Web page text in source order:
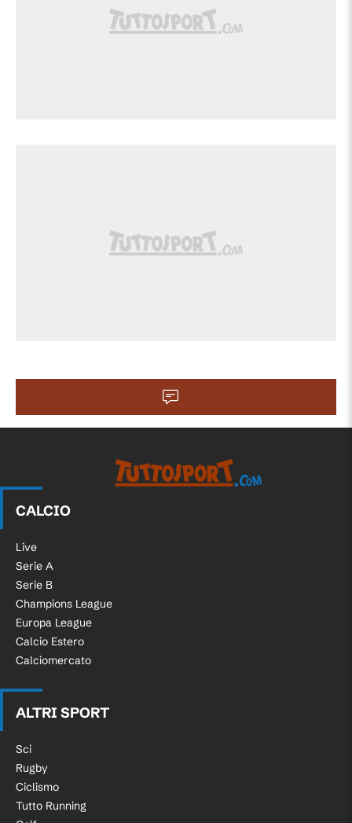
CALCIO
Live
Serie A
Serie B
Champions League
Europa League
Calcio Estero
Calciomercato
ALTRI SPORT
Sci
Rugby
Ciclismo
Tutto Running